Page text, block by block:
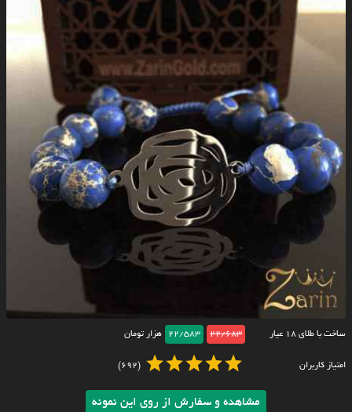
ساخت با طلای ۱۸ عیار 22/683
22/583 هزار تومان
امتیاز کاربران (692)
مشاهده و سفارش از روی این نمونه